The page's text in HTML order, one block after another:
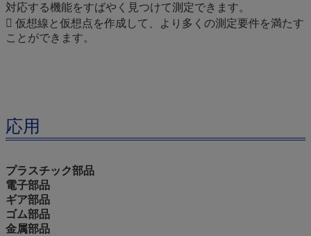
対応する機能をすばやく見つけて測定できます。
 仮想線と仮想点を作成して、より多くの測定要件を満たす
ことができます。
応用
プラスチック部品
電子部品
ギア部品
ゴム部品
金属部品